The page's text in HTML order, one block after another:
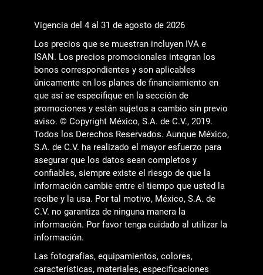
Vigencia del 4 al 31 de agosto de 2026
Los precios que se muestran incluyen IVA e
ISAN. Los precios promocionales integran los
bonos correspondientes y son aplicables
únicamente en los planes de financiamiento en
que así se especifique en la sección de
promociones y están sujetos a cambio sin previo
aviso. © Copyright México, S.A. de C.V., 2019.
Todos los Derechos Reservados. Aunque México,
S.A. de C.V. ha realizado el mayor esfuerzo para
asegurar que los datos sean completos y
confiables, siempre existe el riesgo de que la
información cambie entre el tiempo que usted la
recibe y la usa. Por tal motivo, México, S.A. de
C.V. no garantiza de ninguna manera la
información. Por favor tenga cuidado al utilizar la
información.
Las fotografías, equipamientos, colores,
características, materiales, especificaciones